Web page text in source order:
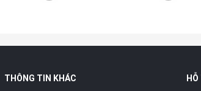
THÔNG TIN KHÁC